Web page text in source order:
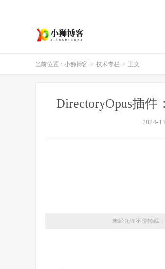
当前位置： 小狮博客 > 技术专栏 > 正文
DirectoryOpus插件
2024-
未经允许不得转载：